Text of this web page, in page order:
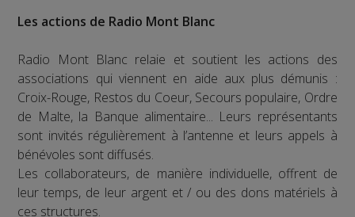
Les actions de Radio Mont Blanc
Radio Mont Blanc relaie et soutient les actions des
associations qui viennent en aide aux plus démunis :
Croix-Rouge, Restos du Coeur, Secours populaire, Ordre
de Malte, la Banque alimentaire... Leurs représentants
sont invités régulièrement à l’antenne et leurs appels à
bénévoles sont diffusés.
Les collaborateurs, de manière individuelle, offrent de
leur temps, de leur argent et / ou des dons matériels à
ces structures.